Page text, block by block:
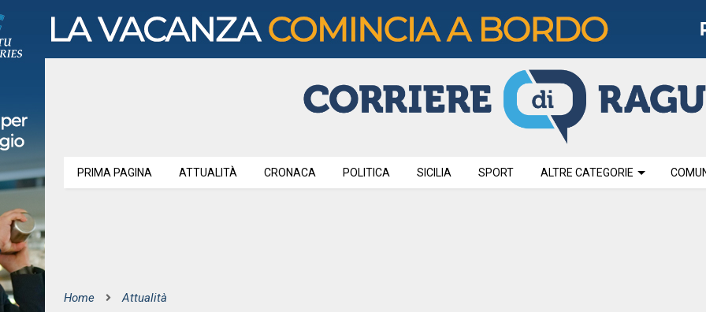
PRIMA PAGINA ATTUALITÀ CRONACA POLITICA SICILIA SPORT ALTRE CATEGORIE
Home Attualità